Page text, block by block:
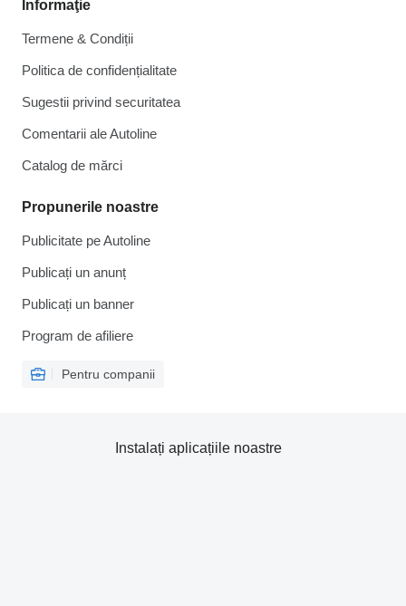
Informaţie
Termene & Condiții
Politica de confidențialitate
Sugestii privind securitatea
Comentarii ale Autoline
Catalog de mărcі
Propunerile noastre
Publicitate pe Autoline
Publicați un anunț
Publicați un banner
Program de afiliere
Pentru companii
Instalați aplicațiile noastre